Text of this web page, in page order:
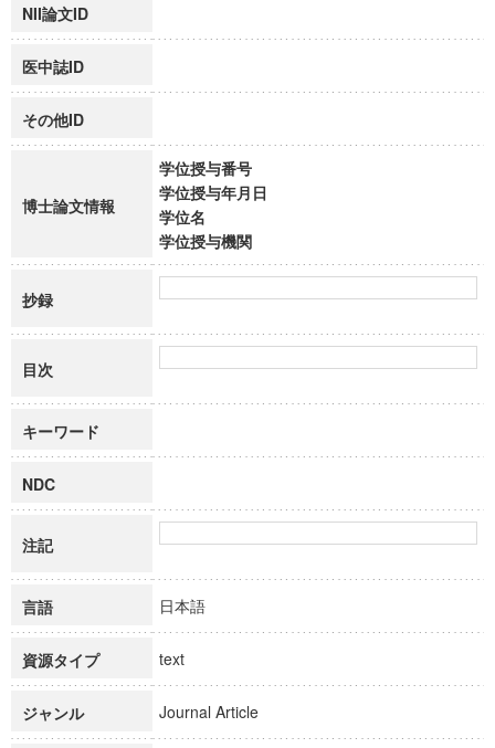
NII論文ID
医中誌ID
その他ID
博士論文情報
学位授与番号
学位授与年月日
学位名
学位授与機関
抄録
目次
キーワード
NDC
注記
言語 日本語
資源タイプ text
ジャンル Journal Article